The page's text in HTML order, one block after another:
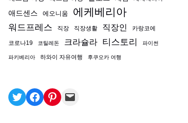
애드센스 에오니움 에케베리아
워드프레스 직장 직장생활 직장인 카랑코에
코로나19 코틸레돈 크라슐라 티스토리 파이썬
파키베리아 하와이 자유여행 후쿠오카 여행